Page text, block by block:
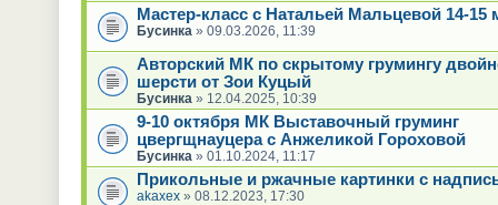
Мастер-класс с Натальей Мальцевой 14-15
Бусинка » 09.03.2026, 11:39
Авторский МК по скрытому грумингу
шерсти от Зои Куцый
Бусинка » 12.04.2025, 10:39
9-10 октября МК Выставочный груминг
цвергщнауцера с Анжеликой Гороховой
Бусинка » 01.10.2024, 11:17
Прикольные и ржачные картинки с
akaxex» 08.12.2023, 17:30